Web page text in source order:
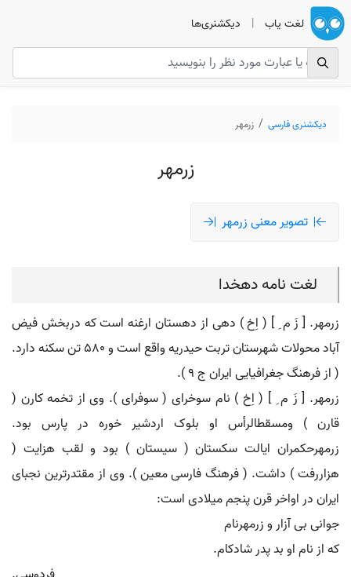
لغت یاب | دیکشنری‌ها
دیکشنری فارسی زرمهر
زرمهر
تصویر معنی زرمهر
لغت نامه دهخدا
زرمهر. [ زَ م ِ ] ( اِخ ) دهی از دهستان ارغنه است که دربخش فیض
آباد محولات شهرستان تربت حیدریه واقع است و 580 تن سکنه دارد.
( از فرهنگ جغرافیایی ایران ج 9 ).
زرمهر. [ زَ م ِ ] ( اِخ ) نام سوخرای ( سوفرای ). وی از تخمه کارن (
قارن ) ومسقطالرأس او بلوک اردشیر خوره در پارس بود.
زرمهرحکمران ایالت سکستان ( سیستان ) بود و لقب هزایت (
هزاررفت ) داشت. ( فرهنگ فارسی معین ). وی از مقتدرترین نجبای
ایران در اواخر قرن پنجم میلادی است:
جوانی بی آزار و زرمهرنام
که از نام او بد پدر شادکام.